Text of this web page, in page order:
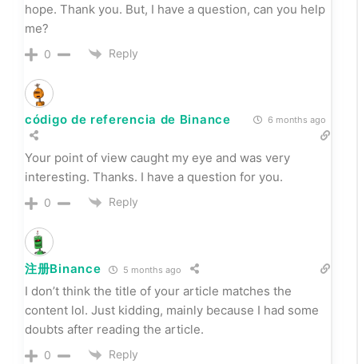
hope. Thank you. But, I have a question, can you help
me?
0 Reply
código de referencia de Binance 6 months ago
Your point of view caught my eye and was very
interesting. Thanks. I have a question for you.
0 Reply
注册Binance 5 months ago
I don’t think the title of your article matches the
content lol. Just kidding, mainly because I had some
doubts after reading the article.
0 Reply